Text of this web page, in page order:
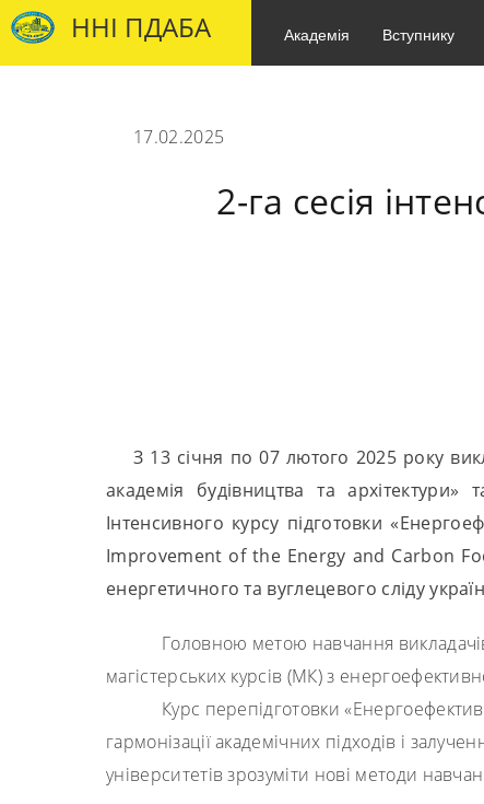
ННІ ПДАБА Академія Вступнику
17.02.2025
2-га сесія
З 13 січня по 07 лютого 2025 року
академія будівництва та архітектури»
Інтенсивного курсу підготовки
Improvement of the Energy and Carbon
енергетичного та вуглецевого сліду
Головною метою навчання викладачів
магістерських курсів (МК) з
Курс перепідготовки
гармонізації академічних підходів і
університетів зрозуміти нові методи